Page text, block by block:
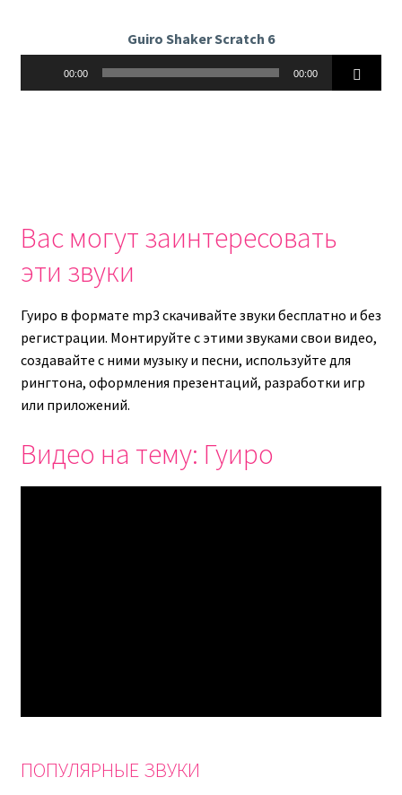
Guiro Shaker Scratch 6
00:00 00:00
Вас могут заинтересовать
эти звуки
Гуиро в формате mp3 скачивайте звуки бесплатно и без
регистрации. Монтируйте с этими звуками свои видео,
создавайте с ними музыку и песни, используйте для
рингтона, оформления презентаций, разработки игр
или приложений.
Видео на тему: Гуиро
ПОПУЛЯРНЫЕ ЗВУКИ